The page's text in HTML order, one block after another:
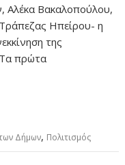
Αλέκα Βακαλοπούλου,
Ηπείρου- η
της
πρώτα
Δήμων, Πολιτισμός